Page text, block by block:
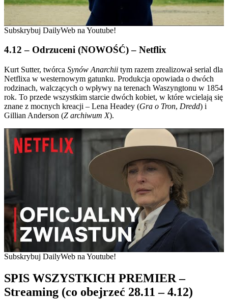
Subskrybuj DailyWeb na Youtube!
4.12 – Odrzuceni (NOWOŚĆ) – Netflix
Kurt Sutter, twórca Synów Anarchii tym razem zrealizował serial dla
Netflixa w westernowym gatunku. Produkcja opowiada o dwóch
rodzinach, walczących o wpływy na terenach Waszyngtonu w 1854
rok. To przede wszystkim starcie dwóch kobiet, w które wcielają się
znane z mocnych kreacji – Lena Headey (Gra o Tron, Dredd) i
Gillian Anderson (Z archiwum X).
Subskrybuj DailyWeb na Youtube!
SPIS WSZYSTKICH PREMIER –
Streaming (co obejrzeć 28.11 – 4.12)